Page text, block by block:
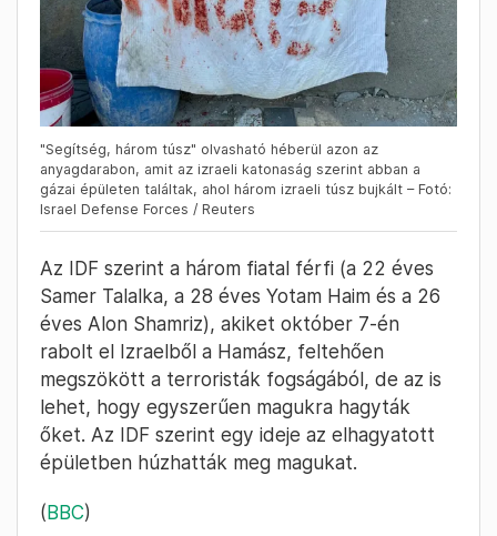
"Segítség, három túsz" olvasható héberül azon az
anyagdarabon, amit az izraeli katonaság szerint abban a
gázai épületen találtak, ahol három izraeli túsz bujkált – Fotó:
Israel Defense Forces / Reuters
Az IDF szerint a három fiatal férfi (a 22 éves
Samer Talalka, a 28 éves Yotam Haim és a 26
éves Alon Shamriz), akiket október 7-én
rabolt el Izraelből a Hamász, feltehően
megszökött a terroristák fogságából, de az is
lehet, hogy egyszerűen magukra hagyták
őket. Az IDF szerint egy ideje az elhagyatott
épületben húzhatták meg magukat.
(BBC)